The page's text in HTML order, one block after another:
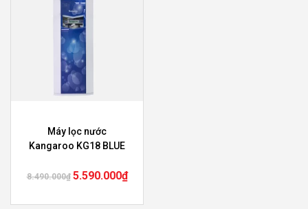
Máy lọc nước
Kangaroo KG18 BLUE
8.490.000₫ 5.590.000₫